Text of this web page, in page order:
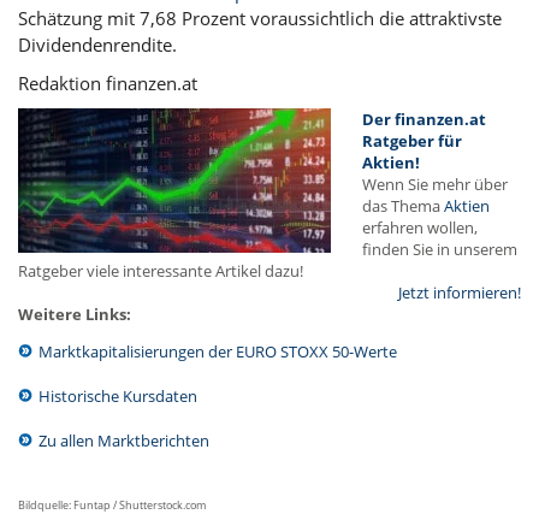
Schätzung mit 7,68 Prozent voraussichtlich die attraktivste
Dividendenrendite.
Redaktion finanzen.at
Der finanzen.at
Ratgeber für
Aktien!
Wenn Sie mehr über
das ThemaAktien
erfahren wollen,
finden Sie in unserem
Ratgeber viele interessante Artikel dazu!
Jetzt informieren!
Weitere Links:
Marktkapitalisierungen der EURO STOXX 50-Werte
Historische Kursdaten
Zu allen Marktberichten
Bildquelle: Funtap / Shutterstock.com